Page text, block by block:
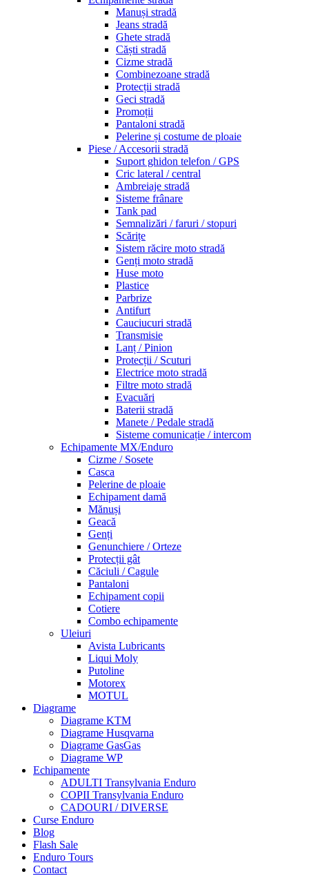
Manuși stradă
Jeans stradă
Ghete stradă
Căști stradă
Cizme stradă
Combinezoane stradă
Protecții stradă
Geci stradă
Promoții
Pantaloni stradă
Pelerine și costume de ploaie
Piese / Accesorii stradă
Suport ghidon telefon / GPS
Cric lateral / central
Ambreiaje stradă
Sisteme frânare
Tank pad
Semnalizări / faruri / stopuri
Scărițe
Sistem răcire moto stradă
Genți moto stradă
Huse moto
Plastice
Parbrize
Antifurt
Cauciucuri stradă
Transmisie
Lanț / Pinion
Protecții / Scuturi
Electrice moto stradă
Filtre moto stradă
Evacuări
Baterii stradă
Manete / Pedale stradă
Sisteme comunicație / intercom
Echipamente MX/Enduro
Cizme / Sosete
Casca
Pelerine de ploaie
Echipament damă
Mănuși
Geacă
Genți
Genunchiere / Orteze
Protecții gât
Căciuli / Cagule
Pantaloni
Echipament copii
Cotiere
Combo echipamente
Uleiuri
Avista Lubricants
Liqui Moly
Putoline
Motorex
MOTUL
Diagrame
Diagrame KTM
Diagrame Husqvarna
Diagrame GasGas
Diagrame WP
Echipamente
ADULTI Transylvania Enduro
COPII Transylvania Enduro
CADOURI / DIVERSE
Curse Enduro
Blog
Flash Sale
Enduro Tours
Contact